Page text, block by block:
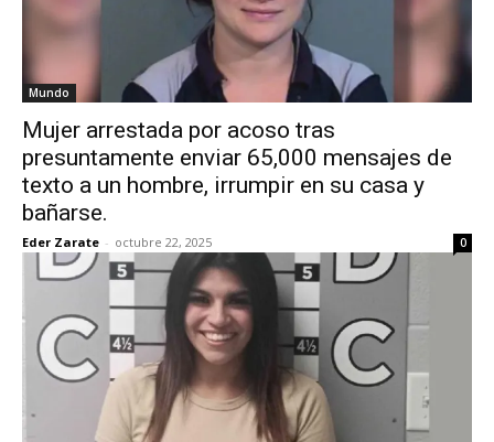
Mundo
Mujer arrestada por acoso tras
presuntamente enviar 65,000 mensajes de
texto a un hombre, irrumpir en su casa y
bañarse.
Eder Zarate - octubre 22, 2025 0